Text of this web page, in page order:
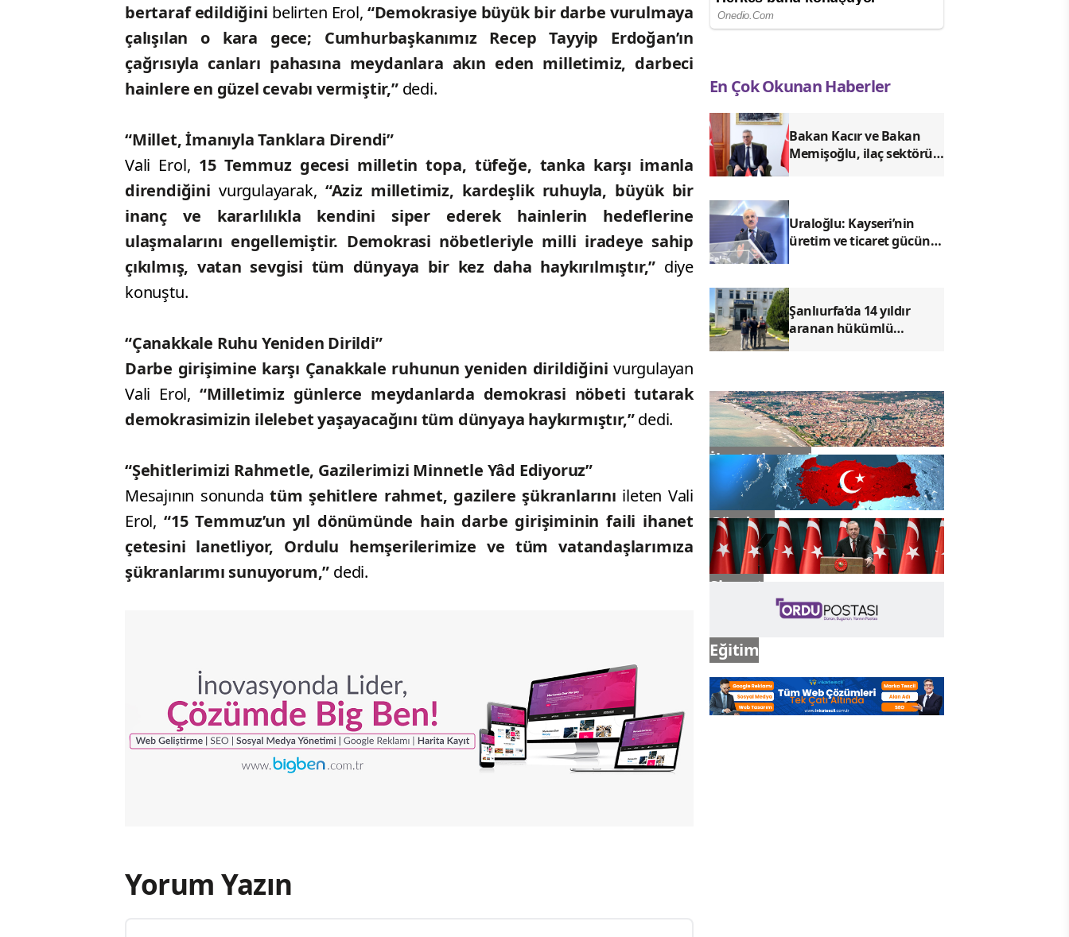
bertaraf edildiğini belirten Erol, “Demokrasiye büyük bir darbe vurulmaya
çalışılan o kara gece; Cumhurbaşkanımız Recep Tayyip Erdoğan’ın
çağrısıyla canları pahasına meydanlara akın eden milletimiz, darbeci
hainlere en güzel cevabı vermiştir,” dedi.
“Millet, İmanıyla Tanklara Direndi”
Vali Erol, 15 Temmuz gecesi milletin topa, tüfeğe, tanka karşı imanla
direndiğini vurgulayarak, “Aziz milletimiz, kardeşlik ruhuyla, büyük bir
inanç ve kararlılıkla kendini siper ederek hainlerin hedeflerine
ulaşmalarını engellemiştir. Demokrasi nöbetleriyle milli iradeye sahip
çıkılmış, vatan sevgisi tüm dünyaya bir kez daha haykırılmıştır,” diye
konuştu.
“Çanakkale Ruhu Yeniden Dirildi”
Darbe girişimine karşı Çanakkale ruhunun yeniden dirildiğini vurgulayan
Vali Erol, “Milletimiz günlerce meydanlarda demokrasi nöbeti tutarak
demokrasimizin ilelebet yaşayacağını tüm dünyaya haykırmıştır,”dedi.
“Şehitlerimizi Rahmetle, Gazilerimizi Minnetle Yâd Ediyoruz”
Mesajının sonundatüm şehitlere rahmet, gazilere şükranlarını ileten Vali
Erol, “15 Temmuz’un yıl dönümünde hain darbe girişiminin faili ihanet
çetesini lanetliyor, Ordulu hemşerilerimize ve tüm vatandaşlarımıza
şükranlarımı sunuyorum,” dedi.
Yorum Yazın
En Çok Okunan Haberler
Bakan Kacır ve Bakan
Memişoğlu, ilaç sektörü
Uraloğlu: Kayseri’nin
üretim ve ticaret gücünü
Şanlıurfa’da 14 yıldır
aranan hükümlü
İlçe Haberleri
Gündem
Siyaset
Eğitim